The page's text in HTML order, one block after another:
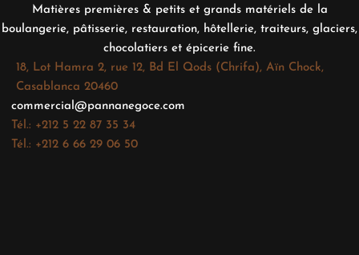
Matières premières & petits et grands matériels de la
boulangerie, pâtisserie, restauration, hôtellerie, traiteurs, glaciers,
chocolatiers et épicerie fine.
18, Lot Hamra 2, rue 12, Bd El Qods (Chrifa), Aïn Chock,
Casablanca 20460
commercial@pannanegoce.com
Tél.: +212 5 22 87 35 34
Tél.: +212 6 66 29 06 50